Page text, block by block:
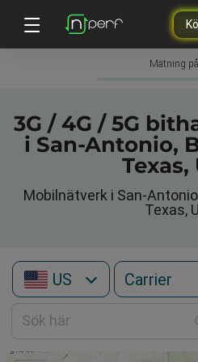
Mätning
3G / 4G / 5G
i San-Antonio,
Texas,
Mobilnätverk i San-
Texas,
US